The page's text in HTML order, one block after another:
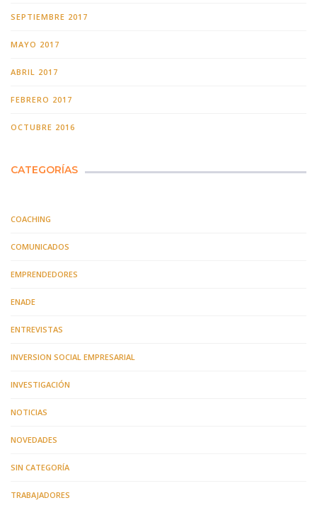
SEPTIEMBRE 2017
MAYO 2017
ABRIL 2017
FEBRERO 2017
OCTUBRE 2016
CATEGORÍAS
COACHING
COMUNICADOS
EMPRENDEDORES
ENADE
ENTREVISTAS
INVERSION SOCIAL EMPRESARIAL
INVESTIGACIÓN
NOTICIAS
NOVEDADES
SIN CATEGORÍA
TRABAJADORES